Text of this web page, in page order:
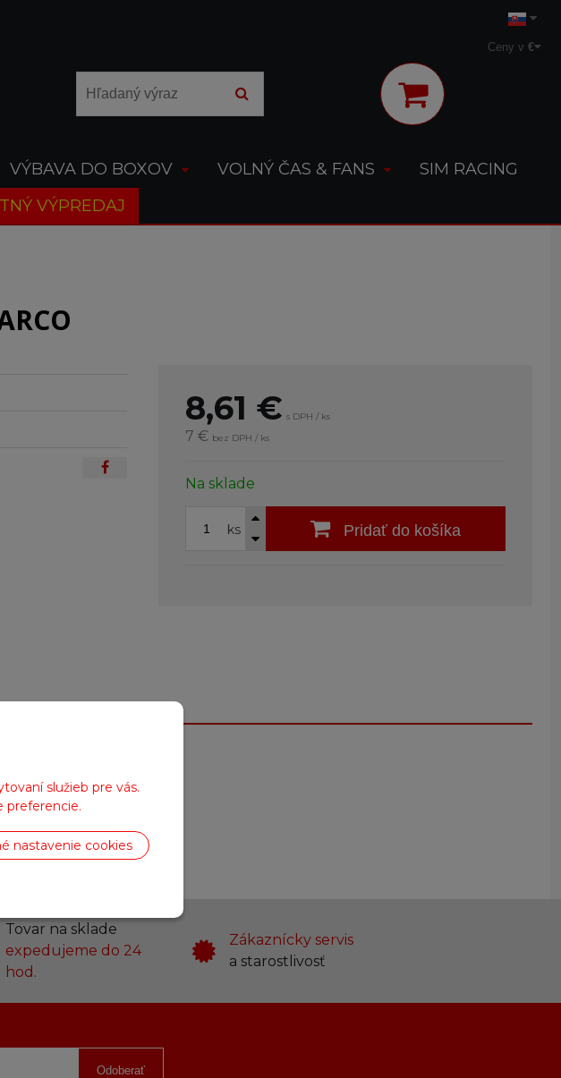
služieb pre vás.
preferencie.
nastavenie cookies
Ceny v €
VÝBAVA DO BOXOV VOLNÝ ČAS & FANS
SIM RACING
VÝPREDAJ
8,61 € s DPH / ks
7 € bez DPH / ks
Na sklade
ks Pridať do košíka
Tovar na sklade
expedujeme do 24
hod.
Zákaznícky servis
a starostlivosť
Odoberať